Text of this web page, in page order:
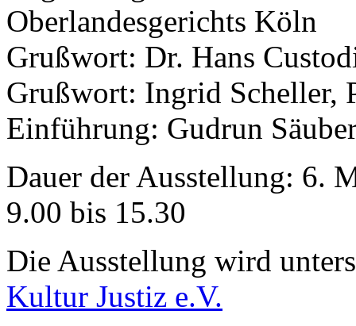
Oberlandesgerichts Köln
Grußwort: Dr. Hans
Grußwort: Ingrid Scheller,
Einführung: Gudrun
Dauer der Ausstellung: 6.
9.00 bis 15.30
Die Ausstellung wird
Kultur Justiz e.V.